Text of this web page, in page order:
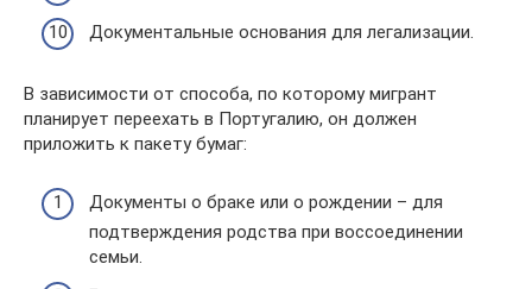
Документальные основания для легализации.
В зависимости от способа, по которому мигрант
планирует переехать в Португалию, он должен
приложить к пакету бумаг:
Документы о браке или о рождении – для
подтверждения родства при воссоединении
семьи.